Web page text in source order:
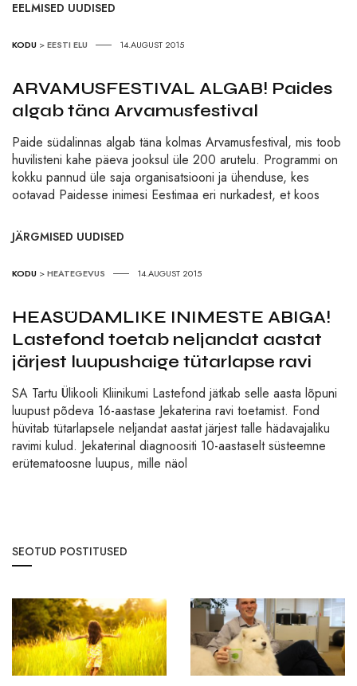
EELMISED UUDISED
KODU >EESTI ELU 14.AUGUST 2015
ARVAMUSFESTIVAL ALGAB! Paides
algab täna Arvamusfestival
Paide südalinnas algab täna kolmas Arvamusfestival, mis toob
huvilisteni kahe päeva jooksul üle 200 arutelu. Programmi on
kokku pannud üle saja organisatsiooni ja ühenduse, kes
ootavad Paidesse inimesi Eestimaa eri nurkadest, et koos
JÄRGMISED UUDISED
KODU >HEATEGEVUS 14.AUGUST 2015
HEASÜDAMLIKE INIMESTE ABIGA!
Lastefond toetab neljandat aastat
järjest luupushaige tütarlapse ravi
SA Tartu Ülikooli Kliinikumi Lastefond jätkab selle aasta lõpuni
luupust põdeva 16-aastase Jekaterina ravi toetamist. Fond
hüvitab tütarlapsele neljandat aastat järjest talle hädavajaliku
ravimi kulud. Jekaterinal diagnoositi 10-aastaselt süsteemne
erütematoosne luupus, mille näol
SEOTUD POSTITUSED